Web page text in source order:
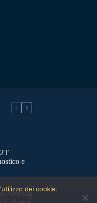
e
BetFlag
dei cookie.